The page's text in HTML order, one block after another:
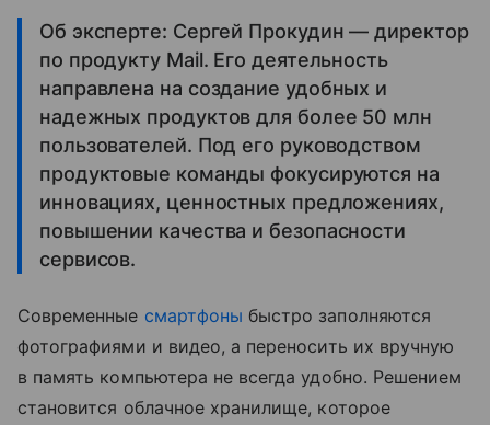
Об эксперте: Сергей Прокудин — директор
по продукту Mail. Его деятельность
направлена на создание удобных и
надежных продуктов для более 50 млн
пользователей. Под его руководством
продуктовые команды фокусируются на
инновациях, ценностных предложениях,
повышении качества и безопасности
сервисов.
Современные смартфоны быстро заполняются
фотографиями и видео, а переносить их вручную
в память компьютера не всегда удобно. Решением
становится облачное хранилище, которое